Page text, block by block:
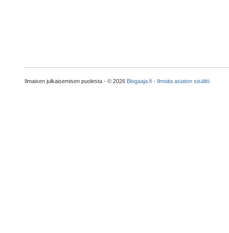
Ilmaisen julkaisemisen puolesta - © 2026 Blogaaja.fi- Ilmoita asiaton sisältö